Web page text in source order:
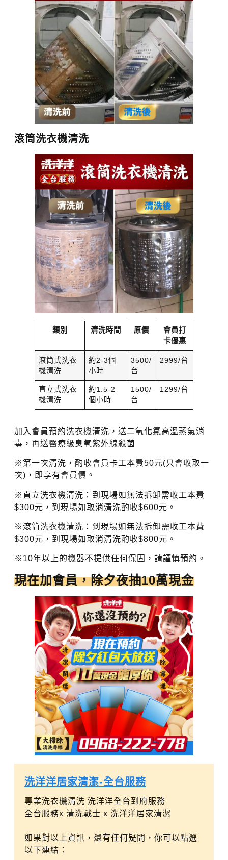
滾筒洗衣機清洗
類別 清洗時間 原價
會員打
卡優惠
滾筒式洗衣
機清洗
約2-3個
小時
3500/
台
2999/台
直立式洗衣
機清洗
約1.5-2
個小時
1500/
台
1299/台
加入會員預約洗衣機清洗，送二氧化氯高溫蒸氣消
毒，再送醫療級臭氧紫外線殺菌
※第一次清洗，酌收會員卡工本費50元(只會收取一
次)，即享有會員價。
※直立洗衣機清洗：到現場如無法拆卸需收工本費
$300元，到現場如取消清洗酌收$600元。
※滾筒洗衣機清洗：到現場如無法拆卸需收工本費
$300元，到現場如取消清洗酌收$800元。
※10年以上的機器不提供任何保固，請謹慎預約。
現在加會員，除夕夜抽10萬現金
洗洋洋居家清潔-全台服務️
專業洗衣機清洗 洗洋洋全台到府服務
全台服務x 清洗戰士 x 洗洋洋居家清潔
如果對以上資訊，還有任何疑問，你可以點選
以下連結：